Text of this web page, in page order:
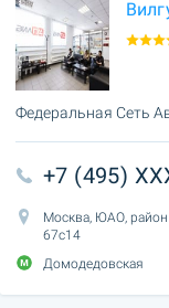
Федеральная Сеть
+7 (495)
Москва, ЮАО,
67с14
Домодедовская